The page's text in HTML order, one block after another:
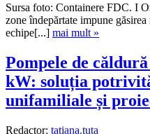
Sursa foto: Containere FDC. I
zone îndepărtate impune
echipe[...] mai mult »
Pompele de
kW: soluția
unifamiliale și
Redactor: tatiana.tuta